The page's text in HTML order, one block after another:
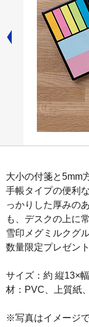
大小の付箋と5mm
手帳タイプの便利
っかりした厚みの
も、デスクの上に
雪印メグミルクグ
数量限定プレゼント
サイズ：約 縦13×
材：PVC、上質紙